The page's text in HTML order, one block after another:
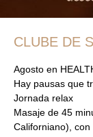
CLUBE DE
Agosto en
Hay pausas que
Jornada relax
Masaje de 45
Californiano),